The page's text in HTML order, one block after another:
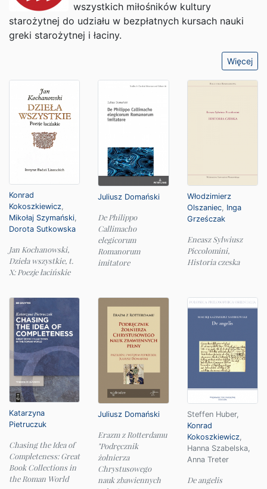
Konrad
Kokoszkiewicz,
Mikołaj Szymański,
Dorota Sutkowska
Jan Kochanowski,
Dzieła wszystkie, t.
X: Poezje łacińskie
Juliusz Domański
De Philippo
Callimacho
elegicorum
Romanorum
imitatore
Włodzimierz
Olszaniec, Inga
Grześczak
Eneasz Sylwiusz
Piccolomini,
Historia czeska
Katarzyna
Pietruczuk
Chasing the Idea of
Completeness: Great
Book Collections in
the Roman World
Juliusz Domański
Erazm z Rotterdamu
"Podręcznik
żołnierza
Chrystusowego
nauk zbawiennych
Steffen Huber,
Konrad
Kokoszkiewicz,
Hanna Szabelska,
Anna Treter
De angelis
wszystkich miłośników kultury
starożytnej do udziału w bezpłatnych kursach nauki
greki starożytnej i łaciny.
Więcej